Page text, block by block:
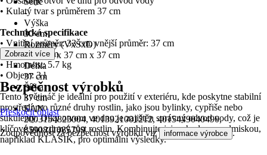
-
Výška
30 cm
Rozměry (VxŠxD)
30.0 cm x 37 cm x 37 cm
Délka
37 cm
Šířka
37 cm
EAN
2003154823004, 4013921001212, 4015449040490,
8590811085799
• Kulatý tvar s průměrem 37 cm
Technická specifikace
• Vnitřní průměr: 33 cm, vnější průměr: 37 cm
• Výška: 30 cm
• Hmotnost: 5.7 kg
• Objem: 3 l
Tento květináč je ideální pro použití v exteriéru, kde poskytne stabilní
prostředí pro různé druhy rostlin, jako jsou bylinky, cypřiše nebo
sukulenty. Díky otvoru ve dnu je zajištěn správný odvod vody, což je
klíčové pro zdravý růst rostlin. Kombinujte jej s vhodnou podmiskou,
například KLASIK, pro optimální výsledky.
Zobrazit více
Bezpečnost výrobků
Přeskočit oblast
Zodpovědnost za bezpečnost výrobku viz informace výrobce .